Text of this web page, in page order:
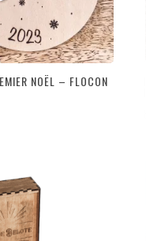
NOËL – FLOCON